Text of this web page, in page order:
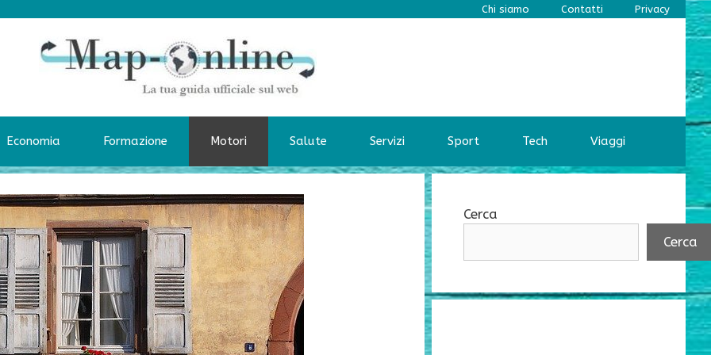
Chi siamo Contatti Privacy
Economia Formazione Motori Salute Servizi Sport Tech Viaggi
Cerca
Cerca